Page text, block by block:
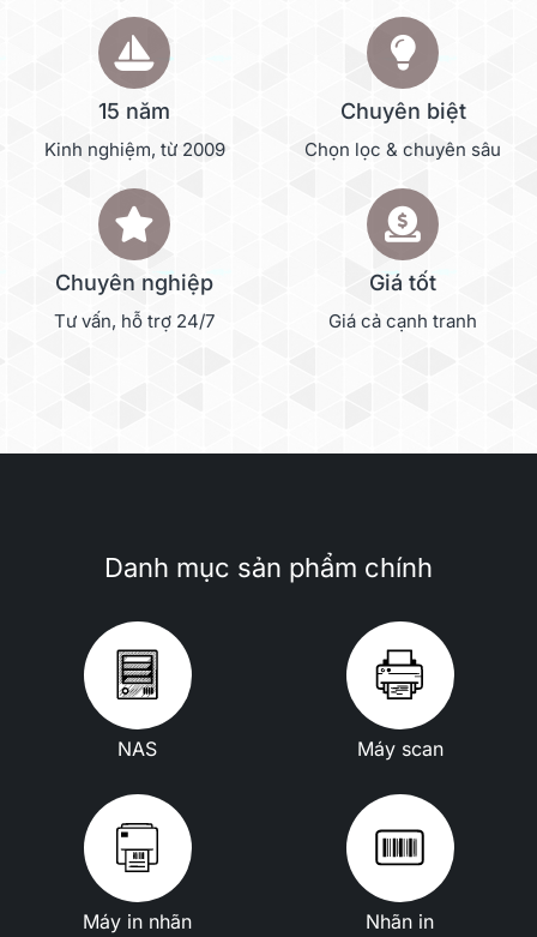
15 năm
Kinh nghiệm, từ 2009
Chuyên biệt
Chọn lọc & chuyên sâu
Chuyên nghiệp
Tư vấn, hỗ trợ 24/7
Giá tốt
Giá cả cạnh tranh
Danh mục sản phẩm chính
NAS Máy scan
Máy in nhãn Nhãn in